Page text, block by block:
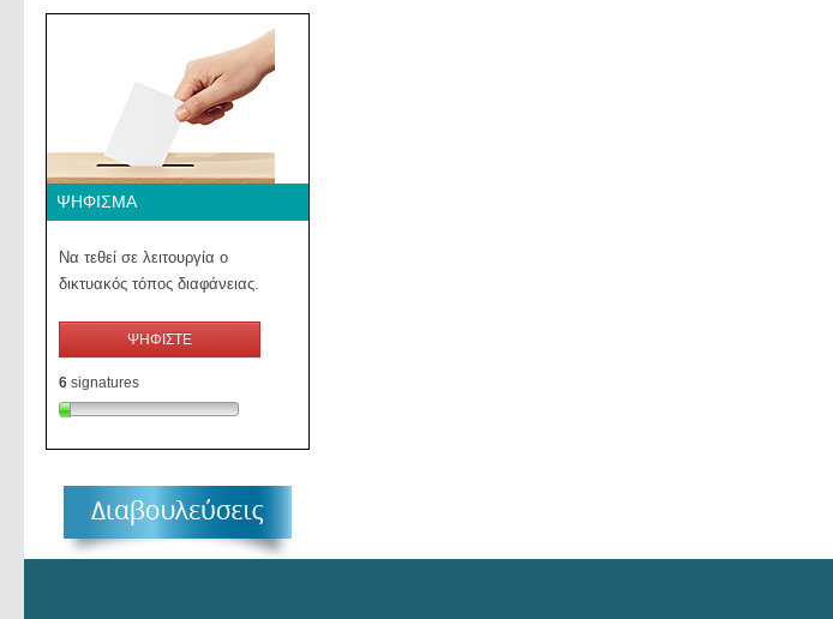
ΨΉΦΙΣΜΑ
Να τεθεί σε λειτουργία ο
δικτυακός τόπος διαφάνειας.
ΨΗΦΙΣΤΕ
6 signatures